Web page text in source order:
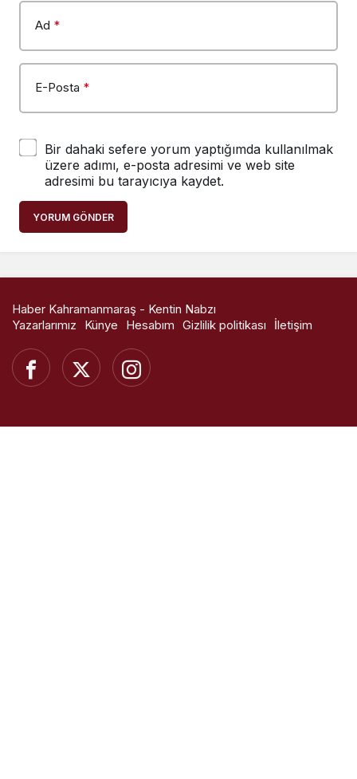
Ad *
E-Posta *
Bir dahaki sefere yorum yaptığımda kullanılmak
üzere adımı, e-posta adresimi ve web site
adresimi bu tarayıcıya kaydet.
YORUM GÖNDER
Haber Kahramanmaraş - Kentin Nabzı
Yazarlarımız
Künye Hesabım Gizlilik politikası İletişim